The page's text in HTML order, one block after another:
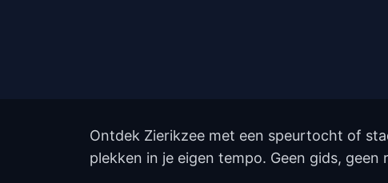
Ontdek Zierikzee met een speurtocht of
plekken in je eigen tempo. Geen gids,